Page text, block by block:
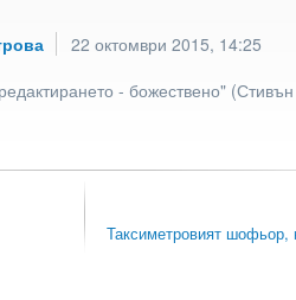
22 октомври 2015, 14:25
- божествено" (Стивън
Таксиметровият